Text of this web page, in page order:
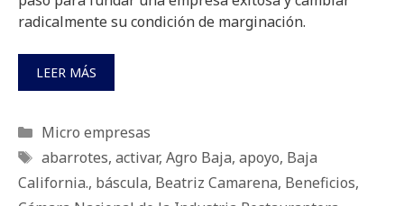
radicalmente su condición de marginación.
LEER MÁS
Categorías
Micro empresas
Etiquetas
abarrotes, activar, Agro Baja, apoyo, Baja
California., báscula, Beatriz Camarena, Beneficios,